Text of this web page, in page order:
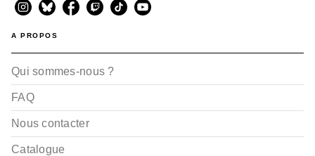
A PROPOS
Qui sommes-nous ?
FAQ
Nous contacter
Catalogue